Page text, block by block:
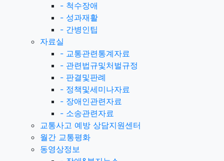
- 척수장애
- 성과재활
- 간병인팁
자료실
- 교통관련통계자료
- 관련법규및처벌규정
- 판결및판례
- 정책및세미나자료
- 장애인관련자료
- 소송관련자료
교통사고 예방 상담지원센터
월간 교통평화
동영상정보